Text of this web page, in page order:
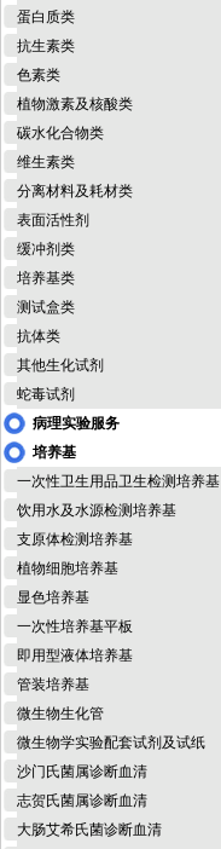
蛋白质类
抗生素类
色素类
植物激素及核酸类
碳水化合物类
维生素类
分离材料及耗材类
表面活性剂
缓冲剂类
培养基类
测试盒类
抗体类
其他生化试剂
蛇毒试剂
病理实验服务
培养基
一次性卫生用品卫生检测培养基
饮用水及水源检测培养基
支原体检测培养基
植物细胞培养基
显色培养基
一次性培养基平板
即用型液体培养基
管装培养基
微生物生化管
微生物学实验配套试剂及试纸
沙门氏菌属诊断血清
志贺氏菌属诊断血清
大肠艾希氏菌诊断血清